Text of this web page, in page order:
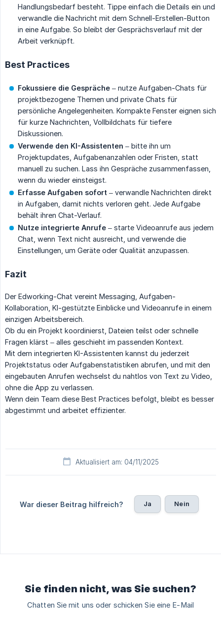
Handlungsbedarf besteht. Tippe einfach die Details ein und
verwandle die Nachricht mit dem Schnell-Erstellen-Button
in eine Aufgabe. So bleibt der Gesprächsverlauf mit der
Arbeit verknüpft.
Best Practices
Fokussiere die Gespräche – nutze Aufgaben-Chats für
projektbezogene Themen und private Chats für
persönliche Angelegenheiten. Kompakte Fenster eignen sich
für kurze Nachrichten, Vollbildchats für tiefere
Diskussionen.
Verwende den KI-Assistenten – bitte ihn um
Projektupdates, Aufgabenanzahlen oder Fristen, statt
manuell zu suchen. Lass ihn Gespräche zusammenfassen,
wenn du wieder einsteigst.
Erfasse Aufgaben sofort – verwandle Nachrichten direkt
in Aufgaben, damit nichts verloren geht. Jede Aufgabe
behält ihren Chat-Verlauf.
Nutze integrierte Anrufe – starte Videoanrufe aus jedem
Chat, wenn Text nicht ausreicht, und verwende die
Einstellungen, um Geräte oder Qualität anzupassen.
Fazit
Der Edworking-Chat vereint Messaging, Aufgaben-
Kollaboration, KI-gestützte Einblicke und Videoanrufe in einem
einzigen Arbeitsbereich.
Ob du ein Projekt koordinierst, Dateien teilst oder schnelle
Fragen klärst – alles geschieht im passenden Kontext.
Mit dem integrierten KI-Assistenten kannst du jederzeit
Projektstatus oder Aufgabenstatistiken abrufen, und mit den
eingebauten Anrufen wechselst du nahtlos von Text zu Video,
ohne die App zu verlassen.
Wenn dein Team diese Best Practices befolgt, bleibt es besser
abgestimmt und arbeitet effizienter.
Aktualisiert am: 04/11/2025
War dieser Beitrag hilfreich? Ja Nein
Sie finden nicht, was Sie suchen?
Chatten Sie mit uns oder schicken Sie eine E-Mail